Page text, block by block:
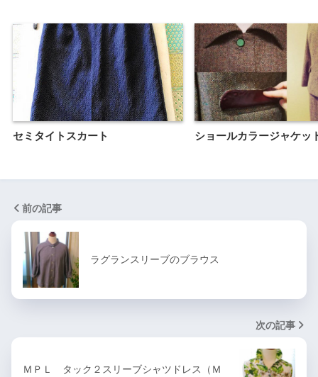
セミタイトスカート ショールカラージャケッ
前の記事
ラグランスリーブのブラウス
次の記事
ＭＰＬ タック２スリーブシャツドレス（Ｍ